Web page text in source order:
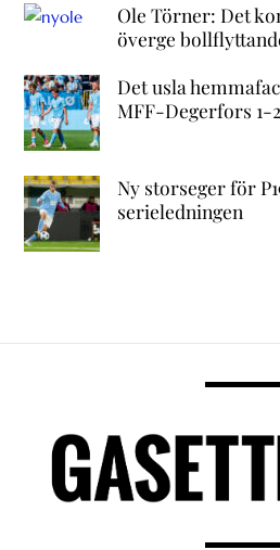
Ole Törner: Det
överge
Det usla
MFF-Degerfors 1-2
Ny storseger för
serieledningen